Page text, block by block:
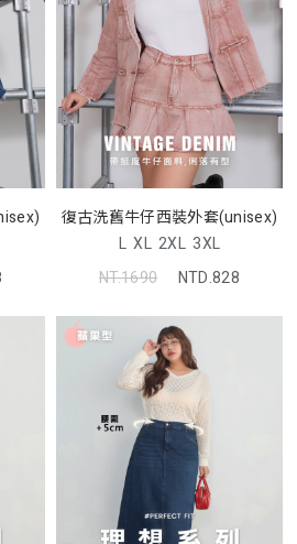
復古洗舊牛仔西裝外套(unisex)
L XL 2XL 3XL
NT.1690
NTD.828